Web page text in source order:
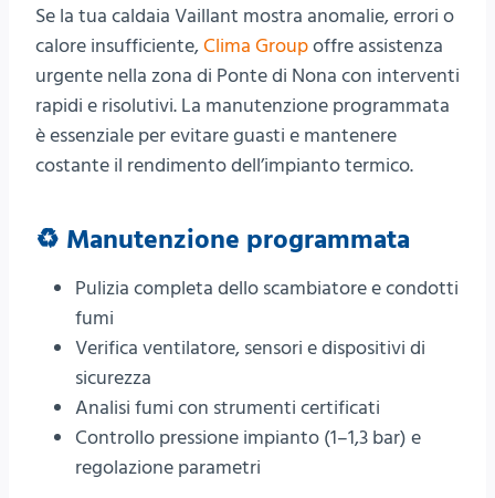
Se la tua caldaia Vaillant mostra anomalie, errori o
calore insufficiente,Clima Groupoffre assistenza
urgente nella zona di Ponte di Nona con interventi
rapidi e risolutivi. La manutenzione programmata
è essenziale per evitare guasti e mantenere
costante il rendimento dell’impianto termico.
♻️ Manutenzione programmata
Pulizia completa dello scambiatore e condotti
fumi
Verifica ventilatore, sensori e dispositivi di
sicurezza
Analisi fumi con strumenti certificati
Controllo pressione impianto (1–1,3 bar) e
regolazione parametri